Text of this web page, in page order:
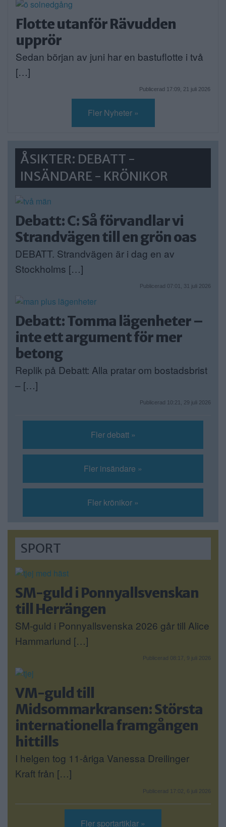
Flotte utanför Rävudden
upprör
Sedan början av juni har en bastuflotte i två
[…]
Publicerad 17:09, 21 juli 2026
Fler Nyheter »
ÅSIKTER: DEBATT -
INSÄNDARE - KRÖNIKOR
Debatt: C: Så förvandlar vi
Strandvägen till en grön oas
DEBATT. Strandvägen är i dag en av
Stockholms […]
Publicerad 07:01, 31 juli 2026
Debatt: Tomma lägenheter –
inte ett argument för mer
betong
Replik på Debatt: Alla pratar om bostadsbrist
– […]
Publicerad 10:21, 29 juli 2026
Fler debatt »
Fler insändare »
Fler krönikor »
SPORT
SM-guld i Ponnyallsvenskan
till Herrängen
SM-guld i Ponnyallsvenska 2026 går till Alice
Hammarlund […]
Publicerad 08:17, 9 juli 2026
VM-guld till
Midsommarkransen: Största
internationella framgången
hittills
I helgen tog 11-åriga Vanessa Dreilinger
Kraft från […]
Publicerad 17:02, 6 juli 2026
Fler sportartiklar »